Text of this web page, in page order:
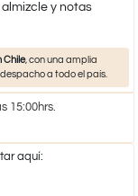
y notas
Chile, con una amplia
a todo el país.
15:00hrs.
aquí: